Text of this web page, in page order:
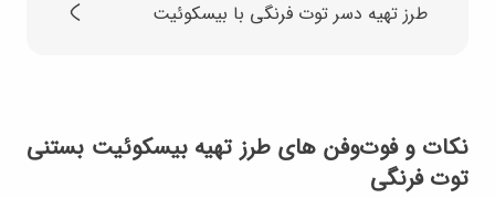
طرز تهیه دسر توت فرنگی با بیسکوئیت
نکات و فوت‌وفن های طرز تهیه بیسکوئیت بستنی
توت فرنگی